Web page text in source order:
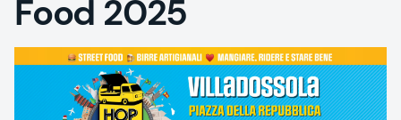
Food 2025